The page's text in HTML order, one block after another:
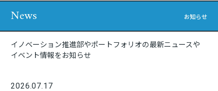
News お知らせ
イノベーション推進部やポートフォリオの最新ニュースや
イベント情報をお知らせ
2026.07.17